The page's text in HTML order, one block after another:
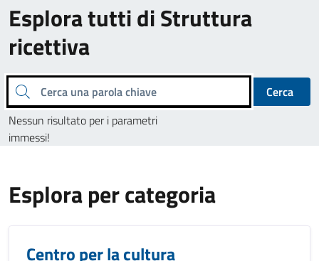
Esplora tutti di Struttura
ricettiva
Cerca una parola chiave
Cerca
Nessun risultato per i parametri
immessi!
Esplora per categoria
Centro per la cultura